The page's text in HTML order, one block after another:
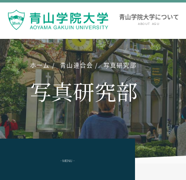
青山学院大学について
ABOUT AGU
ホーム 青山連合会 写真研究部
写真研究部
- MENU -